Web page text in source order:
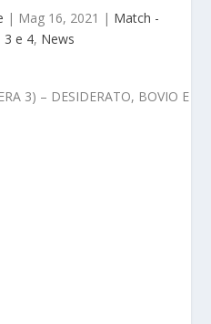
| Mag 16, 2021 | Match -
3 e 4, News